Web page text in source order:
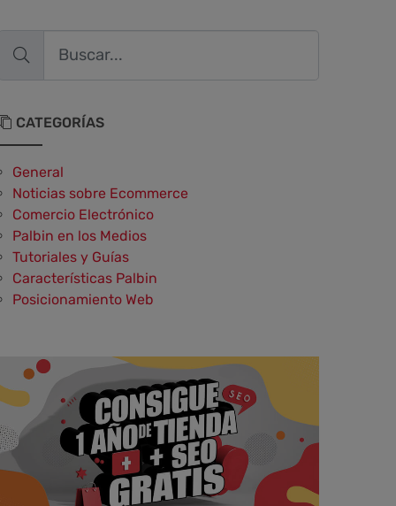
CATEGORÍAS
General
Noticias sobre Ecommerce
Comercio Electrónico
Palbin en los Medios
Tutoriales y Guías
Características Palbin
Posicionamiento Web
Aplicaciones y Herramientas
Testimonios y Opiniones de Palbin.com
Diseño web y UX